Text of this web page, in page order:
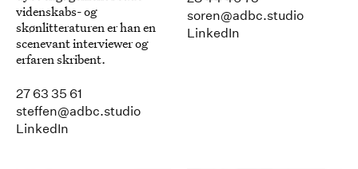
videnskabs- og
skønlitteraturen er han en
scenevant interviewer og
erfaren skribent.
27 63 35 61
steffen@adbc.studio
LinkedIn
soren@adbc.studio
LinkedIn